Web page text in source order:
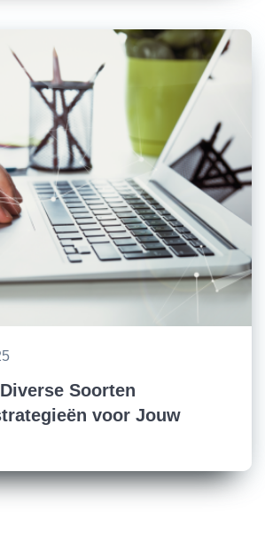
Soorten
voor Jouw